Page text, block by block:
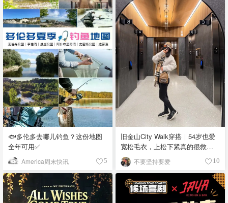
🐟多伦多去哪儿钓鱼？这份地图
全年可用✅
America周末快讯 5
旧金山City Walk穿搭｜54岁也爱
宽松毛衣，上松下紧真的很救比
例
不要坚持要爱 10